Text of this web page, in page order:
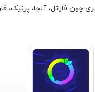
فاراتل، آلجا، پرنیک،